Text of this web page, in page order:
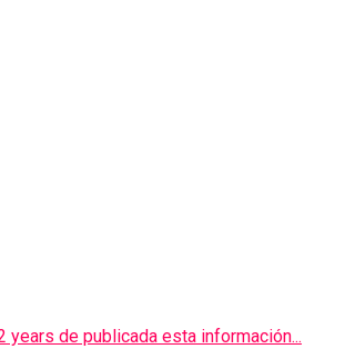
years de publicada esta información...